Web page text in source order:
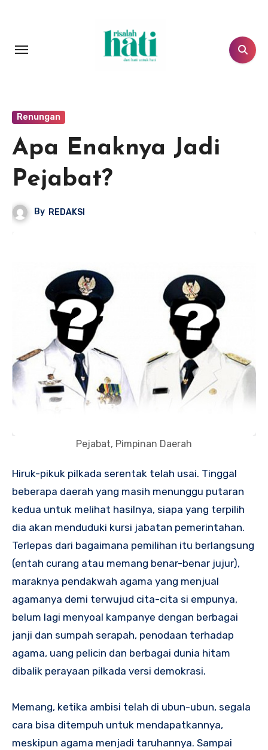
Renungan
Apa Enaknya Jadi
Pejabat?
By REDAKSI
Pejabat, Pimpinan Daerah
Hiruk-pikuk pilkada serentak telah usai. Tinggal
beberapa daerah yang masih menunggu putaran
kedua untuk melihat hasilnya, siapa yang terpilih
dia akan menduduki kursi jabatan pemerintahan.
Terlepas dari bagaimana pemilihan itu berlangsung
(entah curang atau memang benar-benar jujur),
maraknya pendakwah agama yang menjual
agamanya demi terwujud cita-cita si empunya,
belum lagi menyoal kampanye dengan berbagai
janji dan sumpah serapah, penodaan terhadap
agama, uang pelicin dan berbagai dunia hitam
dibalik perayaan pilkada versi demokrasi.
Memang, ketika ambisi telah di ubun-ubun, segala
cara bisa ditempuh untuk mendapatkannya,
meskipun agama menjadi taruhannya. Sampai